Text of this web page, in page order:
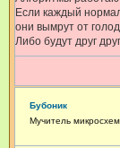
Если каждый
они вымрут от
Либо будут друг
Бубоник
Мучитель микросхем